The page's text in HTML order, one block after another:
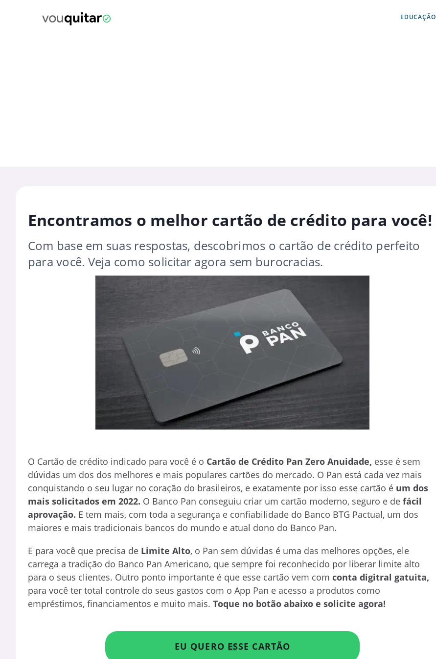
EDUCAÇÃO
Encontramos o melhor cartão de crédito para você!
Com base em suas respostas, descobrimos o cartão de crédito perfeito
para você. Veja como solicitar agora sem burocracias.
O Cartão de crédito indicado para você é o Cartão de Crédito Pan Zero Anuidade, esse é sem
dúvidas um dos dos melhores e mais populares cartões do mercado. O Pan está cada vez mais
conquistando o seu lugar no coração do brasileiros, e exatamente por isso esse cartão é um dos
mais solicitados em 2022. O Banco Pan conseguiu criar um cartão moderno, seguro e de fácil
aprovação. E tem mais, com toda a segurança e confiabilidade do Banco BTG Pactual, um dos
maiores e mais tradicionais bancos do mundo e atual dono do Banco Pan.
E para você que precisa de Limite Alto, o Pan sem dúvidas é uma das melhores opções, ele
carrega a tradição do Banco Pan Americano, que sempre foi reconhecido por liberar limite alto
para o seus clientes. Outro ponto importante é que esse cartão vem com conta digitral gatuita,
para você ter total controle do seus gastos com o App Pan e acesso a produtos como
empréstimos, financiamentos e muito mais. Toque no botão abaixo e solicite agora!
EU QUERO ESSE CARTÃO